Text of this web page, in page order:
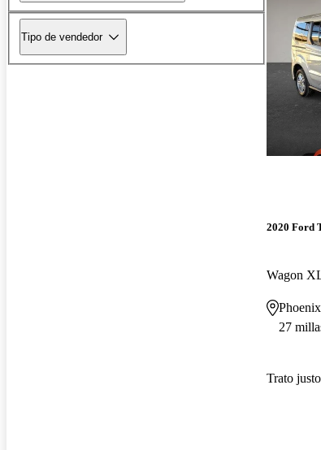
Tipo de vendedor
2020 Ford
27
Trato justo